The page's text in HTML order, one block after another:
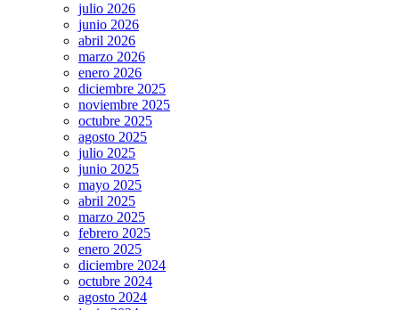
julio 2026
junio 2026
abril 2026
marzo 2026
enero 2026
diciembre 2025
noviembre 2025
octubre 2025
agosto 2025
julio 2025
junio 2025
mayo 2025
abril 2025
marzo 2025
febrero 2025
enero 2025
diciembre 2024
octubre 2024
agosto 2024